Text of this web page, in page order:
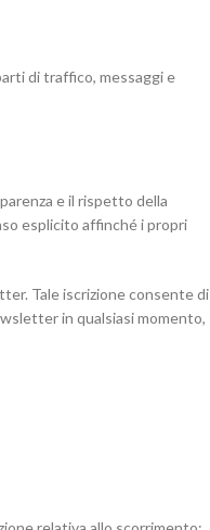
di traffico, messaggi e
e il rispetto della
esplicito affinché i propri
Tale iscrizione consente di
in qualsiasi momento,